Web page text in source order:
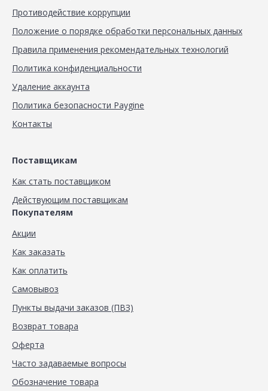
Противодействие коррупции
Положение о порядке обработки персональных данных
Правила применения рекомендательных технологий
Политика конфиденциальности
Удаление аккаунта
Политика безопасности Paygine
Контакты
Поставщикам
Как стать поставщиком
Действующим поставщикам
Покупателям
Акции
Как заказать
Как оплатить
Самовывоз
Пункты выдачи заказов (ПВЗ)
Возврат товара
Оферта
Часто задаваемые вопросы
Обозначение товара